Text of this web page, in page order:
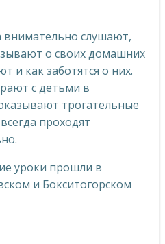
внимательно слушают,
о своих домашних
и как заботятся о них.
с детьми в
трогательные
проходят
уроки прошли в
и Бокситогорском